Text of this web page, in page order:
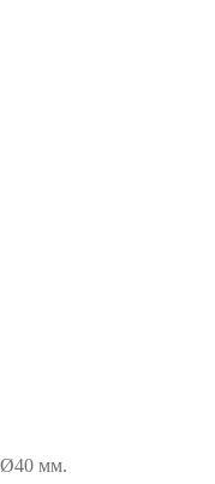
Ø40 мм.